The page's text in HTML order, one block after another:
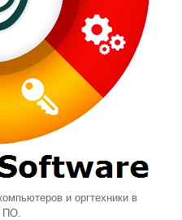
и оргтехники в
ПО.